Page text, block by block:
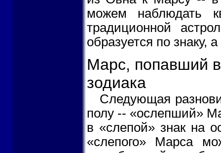
можем наблюдать
традиционной
образуется по знаку,
Марс, попавший
зодиака
Следующая
полу -- «ослепший»
в «слепой» знак на
«слепого» Марса